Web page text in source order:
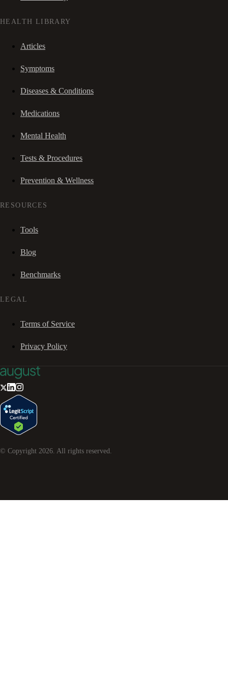
HEALTH LIBRARY
Articles
Symptoms
Diseases & Conditions
Medications
Mental Health
Tests & Procedures
Prevention & Wellness
RESOURCES
Tools
Blog
Benchmarks
LEGAL
Terms of Service
Privacy Policy
© Copyright 2026. All rights reserved.